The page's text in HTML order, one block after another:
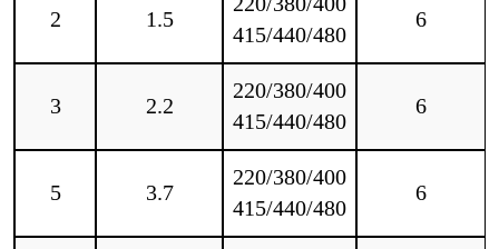
2 1.5
415/440/480
6
3 2.2
220/380/400
415/440/480
6
5 3.7
220/380/400
415/440/480
6